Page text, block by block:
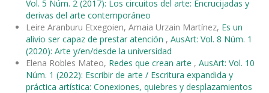
Vol. 5 Núm. 2 (2017): Los circuitos del arte: Encrucijadas y
derivas del arte contemporáneo
Leire Aranburu Etxegoien, Amaia Urzain Martínez, Es un
alivio ser capaz de prestar atención , AusArt: Vol. 8 Núm. 1
(2020): Arte y/en/desde la universidad
Elena Robles Mateo, Redes que crean arte , AusArt: Vol. 10
Núm. 1 (2022): Escribir de arte / Escritura expandida y
práctica artística: Conexiones, quiebres y desplazamientos